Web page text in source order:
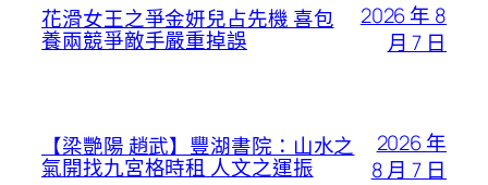
花滑女王之爭金妍兒占先機 喜包
養兩競爭敵手嚴重掉誤
2026 年 8
月 7 日
【梁艷陽 趙武】豐湖書院：山水之
氣開找九宮格時租 人文之運振
2026 年
8 月 7 日